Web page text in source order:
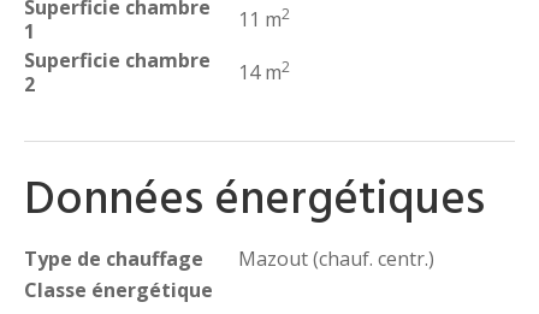
Superficie chambre
1
11 m2
Superficie chambre
2
14 m2
Données énergétiques
Type de chauffage
Mazout (chauf. centr.)
Classe énergétique